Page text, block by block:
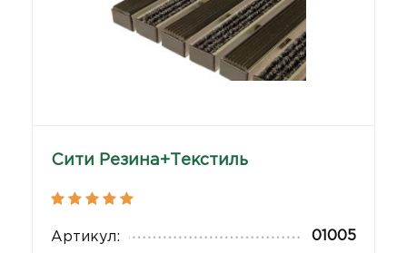
Сити Резина+Текстиль
Артикул: 01005